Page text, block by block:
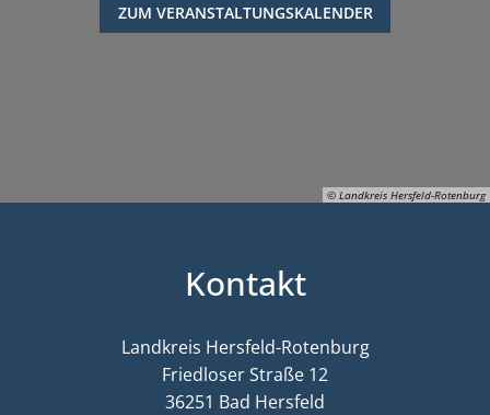
© Landkreis Hersfeld-Rotenburg
ZUM VERANSTALTUNGSKALENDER
Kontakt
Landkreis Hersfeld-Rotenburg
Friedloser Straße 12
36251 Bad Hersfeld